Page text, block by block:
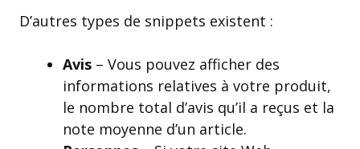
D’autres types de snippets existent :
Avis – Vous pouvez afficher des
informations relatives à votre produit,
le nombre total d’avis qu’il a reçus et la
note moyenne d’un article.